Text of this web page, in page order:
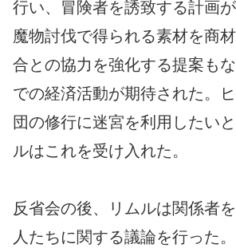
行い、冒険者を誘致する計画が
魔物討伐で得られる素材を商
合との協力を強化する提案も
での経済活動が期待された。
団の修行に迷宮を利用したい
ルはこれを受け入れた。
反省会の後、リムルは関係者
人たちに関する議論を行った